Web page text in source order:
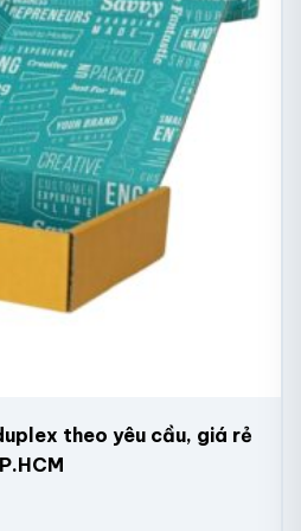
pháp này, bạn có thể in hộp
và túi giấy tại Biên Hòa với
ngắn, giúp doanh nghiệp
Công nghệ in Offset sử dụng
để in lên giấy, tạo nên
đảm bảo màu sắc hoàn hảo
theo yêu cầu, giá rẻ